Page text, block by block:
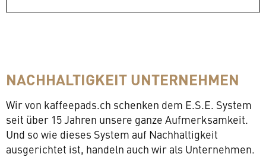
NACHHALTIGKEITUNTERNEHMEN
Wir von kaffeepads.ch schenken dem E.S.E. System
seit über 15 Jahren unsere ganze Aufmerksamkeit.
Und so wie dieses System auf Nachhaltigkeit
ausgerichtet ist, handeln auch wir als Unternehmen.